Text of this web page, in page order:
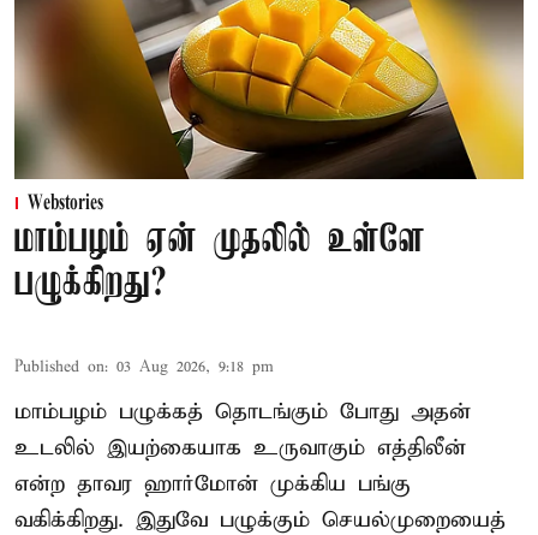
Webstories
மாம்பழம் ஏன் முதலில் உள்ளே
பழுக்கிறது?
Published on: 03 Aug 2026, 9:18 pm
மாம்பழம் பழுக்கத் தொடங்கும் போது அதன்
உடலில் இயற்கையாக உருவாகும் எத்திலீன்
என்ற தாவர ஹார்மோன் முக்கிய பங்கு
வகிக்கிறது. இதுவே பழுக்கும் செயல்முறையைத்